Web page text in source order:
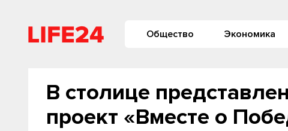
Общество Экономика
В столице
проект «Вместе о